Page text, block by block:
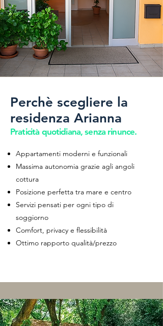
Perchè scegliere la
residenza Arianna
Appartamenti moderni e funzionali
Massima autonomia grazie agli angoli
cottura
Posizione perfetta tra mare e centro
Servizi pensati per ogni tipo di
soggiorno
Comfort, privacy e flessibilità
Ottimo rapporto qualità/prezzo
Praticità quotidiana, senza rinunce.